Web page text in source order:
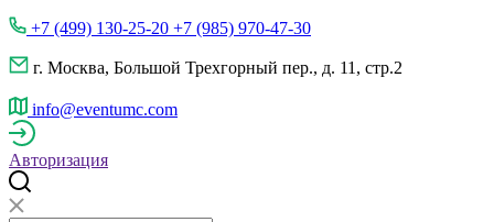
+7 (499) 130-25-20 +7 (985) 970-47-30
г. Москва, Большой Трехгорный пер., д. 11, стр.2
info@eventumc.com
Авторизация